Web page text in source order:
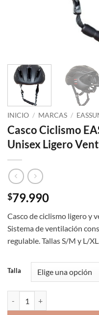
INICIO / MARCAS /
Casco Ciclismo
Unisex Ligero
$79.990
Casco de ciclismo ligero y
Sistema de ventilación
regulable. Tallas S/M y L/
Talla